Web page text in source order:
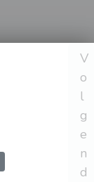
V
o
l
g
e
n
d